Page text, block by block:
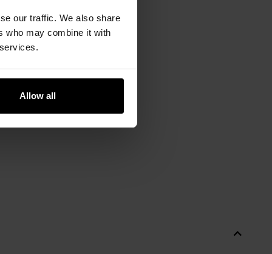
our traffic. We also share
who may combine it with
Allow all